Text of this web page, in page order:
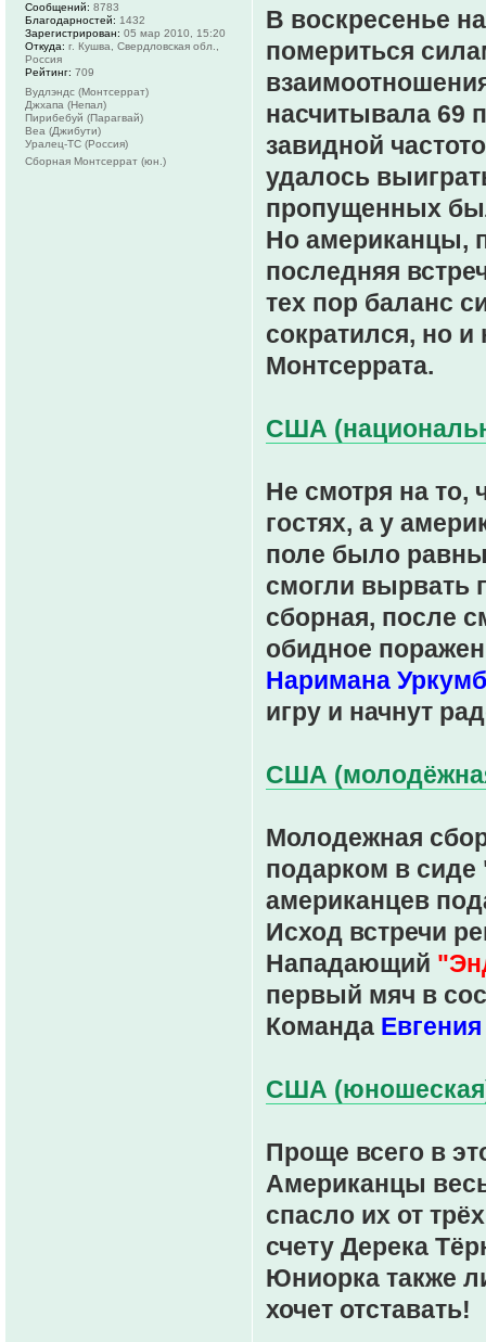
В воскресенье
помериться
насчитывала 69
завидной
удалось
пропущенных
Но американцы,
последняя
тех пор баланс
сократился, но и
Монтсеррата.
США
Не смотря на то,
гостях, а у
поле было
смогли вырвать
сборная, после
обидное
Наримана
игру и начнут
США
Молодежная
подарком в сиде
американцев
Исход встречи
Нападающий
первый мяч в
Команда
США
Проще всего в
Американцы
спасло их от
счету Дерека
Юниорка также
хочет отставать!
Сообщений: 8783
Благодарностей: 1432
Зарегистрирован: 05 мар 2010, 15:20
Откуда: г. Кушва, Свердловская обл.,
Россия
Рейтинг: 709
Вудлэндс (Монтсеррат)
Джхапа (Непал)
Пирибебуй (Парагвай)
Веа (Джибути)
Уралец-ТС (Россия)
Сборная Монтсеррат (юн.)